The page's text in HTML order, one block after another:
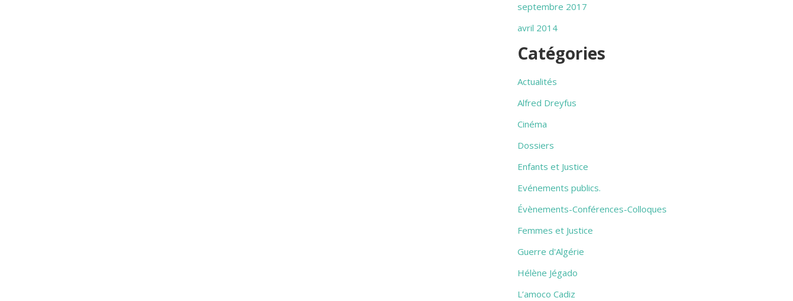
septembre 2017
avril 2014
Catégories
Actualités
Alfred Dreyfus
Cinéma
Dossiers
Enfants et Justice
Evénements publics.
Évènements-Conférences-Colloques
Femmes et Justice
Guerre d'Algérie
Hélène Jégado
L’amoco Cadiz